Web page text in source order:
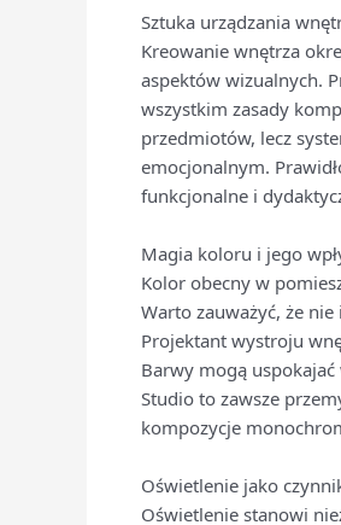
Sztuka urządzania
Kreowanie wnętrza
aspektów wizualnych.
wszystkim zasady
przedmiotów, lecz
emocjonalnym.
funkcjonalne i
Magia koloru i jego
Kolor obecny w
Warto zauważyć, że
Projektant wystroju
Barwy mogą
Studio to zawsze
kompozycje
Oświetlenie jako
Oświetlenie stanowi